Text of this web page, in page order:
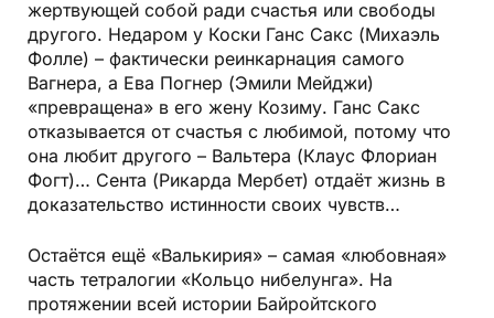
жертвующей собой ради счастья или свободы
другого. Недаром у Коски Ганс Сакс (Михаэль
Фолле) – фактически реинкарнация самого
Вагнера, а Ева Погнер (Эмили Мейджи)
«превращена» в его жену Козиму. Ганс Сакс
отказывается от счастья с любимой, потому что
она любит другого – Вальтера (Клаус Флориан
Фогт)… Сента (Рикарда Мербет) отдаёт жизнь в
доказательство истинности своих чувств…
Остаётся ещё «Валькирия» – самая «любовная»
часть тетралогии «Кольцо нибелунга». На
протяжении всей истории Байройтского